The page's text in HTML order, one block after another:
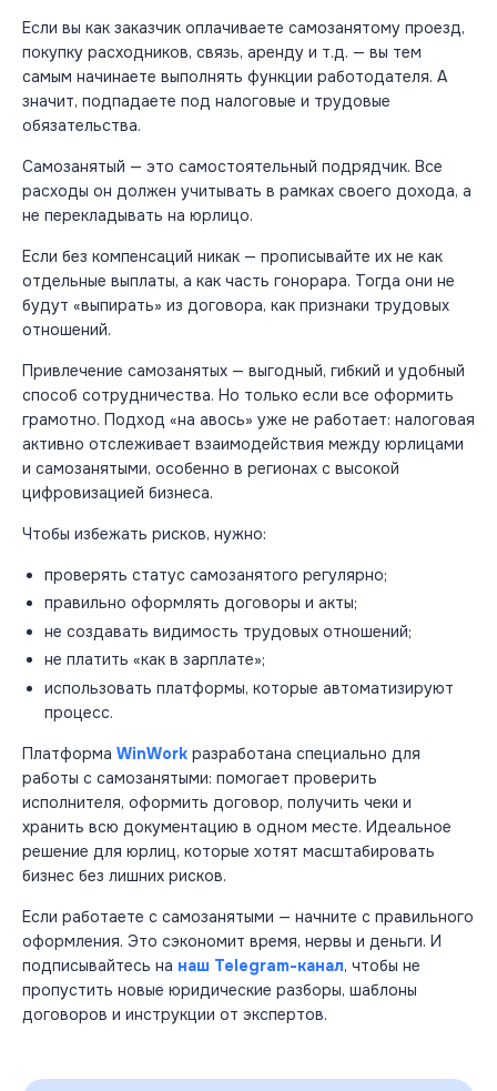
Если вы как заказчик оплачиваете самозанятому проезд,
покупку расходников, связь, аренду и т.д. — вы тем
самым начинаете выполнять функции работодателя. А
значит, подпадаете под налоговые и трудовые
обязательства.
Самозанятый — это самостоятельный подрядчик. Все
расходы он должен учитывать в рамках своего дохода, а
не перекладывать на юрлицо.
Если без компенсаций никак — прописывайте их не как
отдельные выплаты, а как часть гонорара. Тогда они не
будут «выпирать» из договора, как признаки трудовых
отношений.
Привлечение самозанятых — выгодный, гибкий и удобный
способ сотрудничества. Но только если все оформить
грамотно. Подход «на авось» уже не работает: налоговая
активно отслеживает взаимодействия между юрлицами
и самозанятыми, особенно в регионах с высокой
цифровизацией бизнеса.
Чтобы избежать рисков, нужно:
проверять статус самозанятого регулярно;
правильно оформлять договоры и акты;
не создавать видимость трудовых отношений;
не платить «как в зарплате»;
использовать платформы, которые автоматизируют
процесс.
Платформа WinWork разработана специально для
работы с самозанятыми: помогает проверить
исполнителя, оформить договор, получить чеки и
хранить всю документацию в одном месте. Идеальное
решение для юрлиц, которые хотят масштабировать
бизнес без лишних рисков.
Если работаете с самозанятыми — начните с правильного
оформления. Это сэкономит время, нервы и деньги. И
подписывайтесь на наш Telegram-канал, чтобы не
пропустить новые юридические разборы, шаблоны
договоров и инструкции от экспертов.